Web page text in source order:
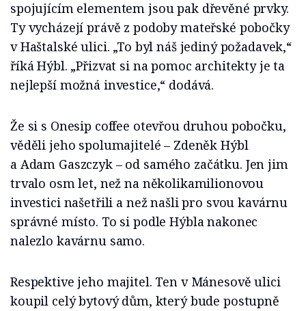
spojujícím elementem jsou pak dřevěné prvky.
Ty vycházejí právě z podoby mateřské pobočky
v Haštalské ulici. „To byl náš jediný požadavek,“
říká Hýbl. „Přizvat si na pomoc architekty je ta
nejlepší možná investice,“ dodává.
Že si s Onesip coffee otevřou druhou pobočku,
věděli jeho spolumajitelé – Zdeněk Hýbl
a Adam Gaszczyk – od samého začátku. Jen jim
trvalo osm let, než na několikamilionovou
investici našetřili a než našli pro svou kavárnu
správné místo. To si podle Hýbla nakonec
nalezlo kavárnu samo.
Respektive jeho majitel. Ten v Mánesově ulici
koupil celý bytový dům, který bude postupně